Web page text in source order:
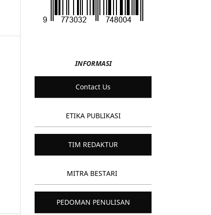
INFORMASI
Contact Us
ETIKA PUBLIKASI
TIM REDAKTUR
MITRA BESTARI
PEDOMAN PENULISAN